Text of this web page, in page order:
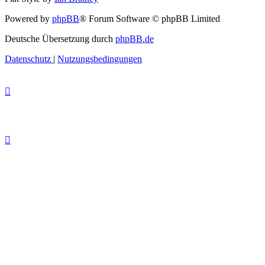
Powered by phpBB® Forum Software © phpBB Limited
Deutsche Übersetzung durch phpBB.de
Datenschutz | Nutzungsbedingungen